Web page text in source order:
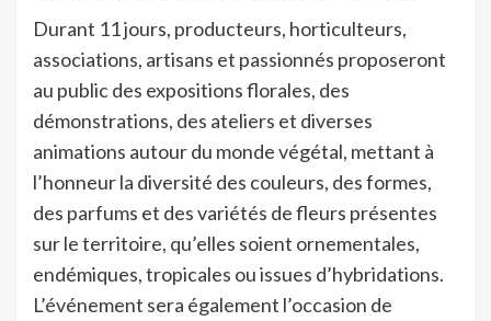
Durant 11 jours, producteurs, horticulteurs,
associations, artisans et passionnés proposeront
au public des expositions florales, des
démonstrations, des ateliers et diverses
animations autour du monde végétal, mettant à
l’honneur la diversité des couleurs, des formes,
des parfums et des variétés de fleurs présentes
sur le territoire, qu’elles soient ornementales,
endémiques, tropicales ou issues d’hybridations.
L’événement sera également l’occasion de